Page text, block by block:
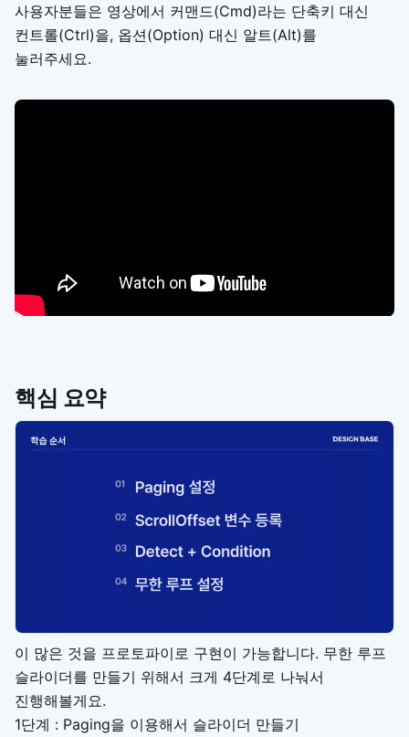
사용자분들은 영상에서 커맨드(Cmd)라는 단축키 대신
컨트롤(Ctrl)을, 옵션(Option) 대신 알트(Alt)를
눌러주세요.
핵심 요약
이 많은 것을 프로토파이로 구현이 가능합니다. 무한 루프
슬라이더를 만들기 위해서 크게 4단계로 나눠서
진행해볼게요.
1단계 : Paging을 이용해서 슬라이더 만들기